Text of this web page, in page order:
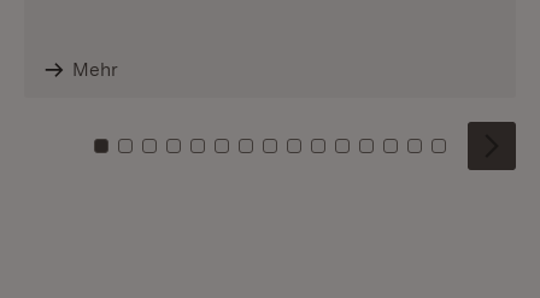
Mehr
Zu Kachel: 0
Zu Kachel: 1
Zu Kachel: 2
Zu Kachel: 3
Zu Kachel: 4
Zu Kachel: 5
Zu Kachel: 6
Zu Kachel: 7
Zu Kachel: 8
Zu Kachel: 9
Zu Kachel: 10
Zu Kachel: 11
Zu Kachel: 12
Zu Kachel:
Zu